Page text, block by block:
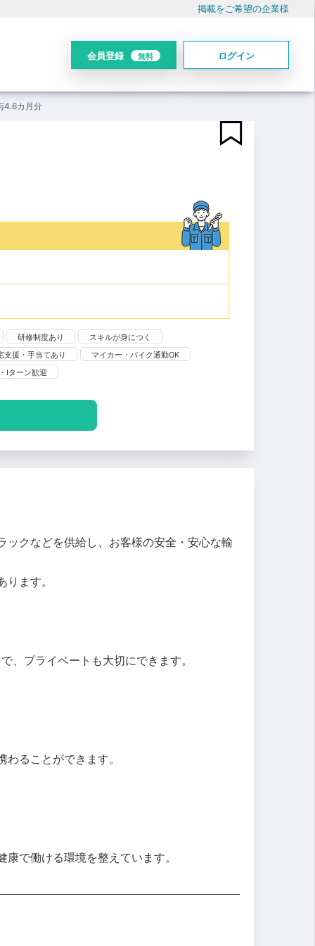
掲載をご希望の企業様
会員登録 無料 ログイン
4.6カ月分
研修制度あり
スキルが身につく
支援・手当てあり
マイカー・バイク通勤OK
Iターン歓迎
クなどを供給し、お客様の安全・安心な輸
ます。
、プライベートも大切にできます。
ることができます。
で働ける環境を整えています。